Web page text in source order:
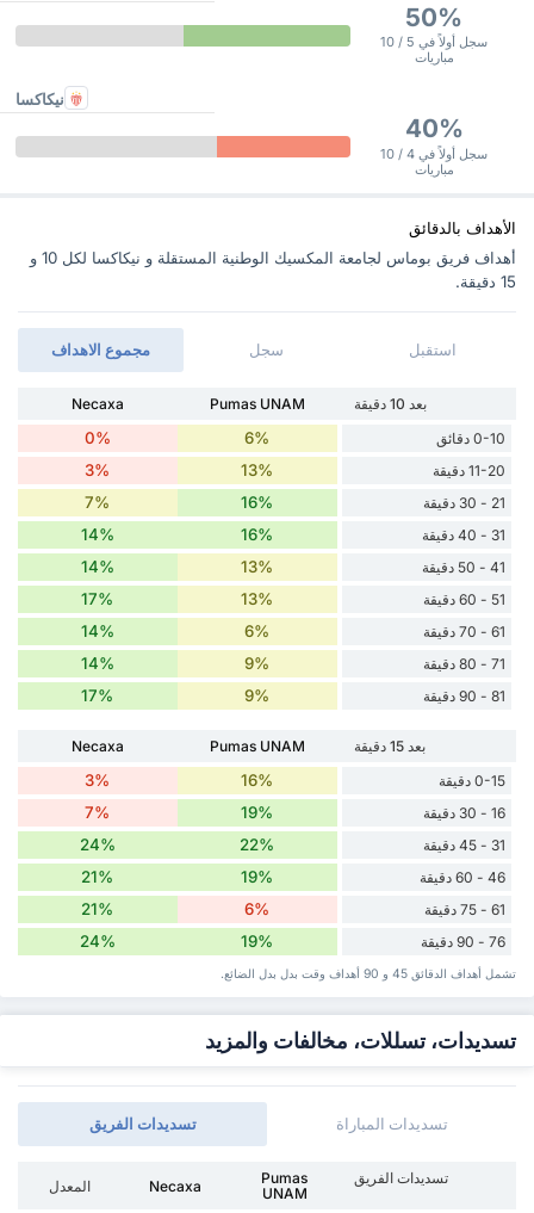
50%
سجل أولاً في 5 / 10
مباريات
نيكاكسا
40%
سجل أولاً في 4 / 10
مباريات
الأهداف بالدقائق
أهداف فريق بوماس لجامعة المكسيك الوطنية المستقلة و نيكاكسا ‏لكل 10 و
15 دقيقة.
مجموع الاهداف سجل استقبل
بعد 10 دقيقة Pumas UNAM
Necaxa
0-10 دقائق
6%
0%
11-20 دقيقة 13%
3%
21 - 30 دقيقة 16%
7%
31 - 40 دقيقة 16%
14%
41 - 50 دقيقة 13%
14%
51 - 60 دقيقة 13%
17%
61 - 70 دقيقة 6%
14%
71 - 80 دقيقة 9%
14%
81 - 90 دقيقة 9%
17%
بعد 15 دقيقة Pumas UNAM
Necaxa
0-15 دقيقة
16%
3%
16 - 30 دقيقة 19%
7%
31 - 45 دقيقة 22%
24%
46 - 60 دقيقة 19%
21%
61 - 75 دقيقة 6%
21%
76 - 90 دقيقة 19%
24%
تشمل أهداف الدقائق 45 و 90 أهداف وقت ‏بدل ‏بدل الضائع.
تسديدات، تسللات، مخالفات والمزيد
تسديدات الفريق تسديدات المباراة
تسديدات الفريق
Pumas
UNAM
Necaxa المعدل